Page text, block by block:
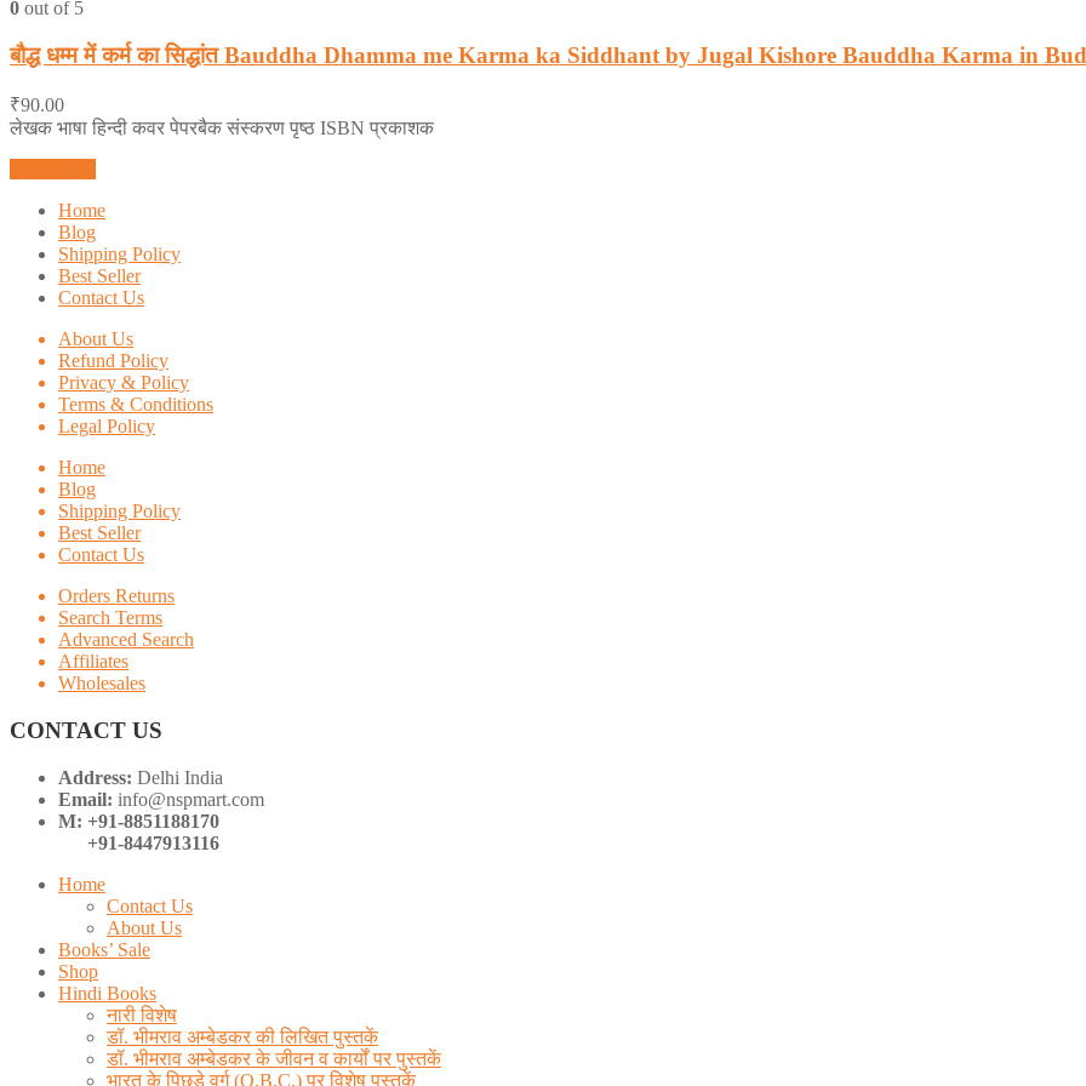
0 out of 5
बौद्ध धम्म में कर्म का सिद्धांत Bauddha Dhamma me Karma ka Siddhant by Jugal Kishore Bauddha Karma in
₹90.00
लेखक भाषा हिन्दी कवर पेपरबैक संस्करण पृष्ठ ISBN प्रकाशक
Home
Blog
Shipping Policy
Best Seller
Contact Us
About Us
Refund Policy
Privacy & Policy
Terms & Conditions
Legal Policy
Home
Blog
Shipping Policy
Best Seller
Contact Us
Orders Returns
Search Terms
Advanced Search
Affiliates
Wholesales
CONTACT US
Address: Delhi India
Email: info@nspmart.com
M: +91-8851188170
+91-8447913116
Home
Contact Us
About Us
Books’ Sale
Shop
Hindi Books
नारी विशेष
डॉ. भीमराव अम्बेडकर की लिखित पुस्तकें
डॉ. भीमराव अम्बेडकर के जीवन व कार्यों पर पुस्तकें
भारत के पिछड़े वर्ग (O.B.C.) पर विशेष पुस्तकें